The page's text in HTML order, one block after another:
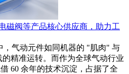
磁阀等产品核心供应商，助力工
，气动元件如同机器的 "肌肉" 与
精准运转。而作为全球气动行业
60 余年的技术沉淀，占据了全